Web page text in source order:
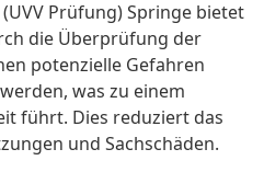
Prüfung) Springe bietet
die Überprüfung der
potenzielle Gefahren
was zu einem
führt. Dies reduziert das
und Sachschäden.